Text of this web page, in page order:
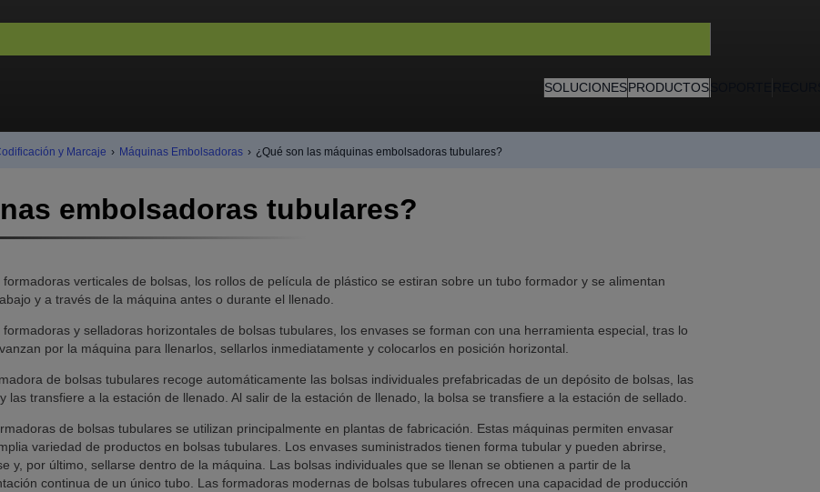
SOLUCIONESPRODUCTOS
y Marcaje › Máquinas Embolsadoras › ¿Qué son las máquinas embolsadoras tubulares?
embolsadoras tubulares?
formadoras verticales de bolsas, los rollos de película de plástico se estiran sobre un tubo formador y se alimentan
y a través de la máquina antes o durante el llenado.
formadoras y selladoras horizontales de bolsas tubulares, los envases se forman con una herramienta especial, tras lo
por la máquina para llenarlos, sellarlos inmediatamente y colocarlos en posición horizontal.
de bolsas tubulares recoge automáticamente las bolsas individuales prefabricadas de un depósito de bolsas, las
las transfiere a la estación de llenado. Al salir de la estación de llenado, la bolsa se transfiere a la estación de sellado.
de bolsas tubulares se utilizan principalmente en plantas de fabricación. Estas máquinas permiten envasar
variedad de productos en bolsas tubulares. Los envases suministrados tienen forma tubular y pueden abrirse,
y, por último, sellarse dentro de la máquina. Las bolsas individuales que se llenan se obtienen a partir de la
continua de un único tubo. Las formadoras modernas de bolsas tubulares ofrecen una capacidad de producción